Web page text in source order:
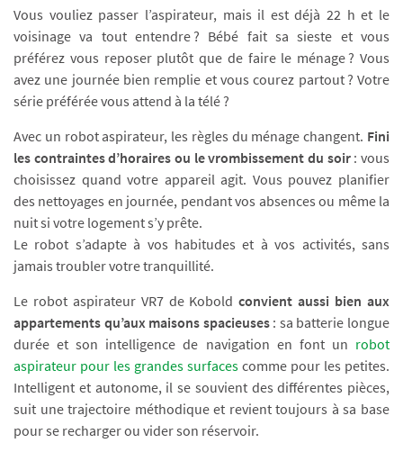
Vous vouliez passer l’aspirateur, mais il est déjà 22 h et le
voisinage va tout entendre ? Bébé fait sa sieste et vous
préférez vous reposer plutôt que de faire le ménage ? Vous
avez une journée bien remplie et vous courez partout ? Votre
série préférée vous attend à la télé ?
Avec un robot aspirateur, les règles du ménage changent. Fini
les contraintes d’horaires ou le vrombissement du soir: vous
choisissez quand votre appareil agit. Vous pouvez planifier
des nettoyages en journée, pendant vos absences ou même la
nuit si votre logement s’y prête.
Le robot s’adapte à vos habitudes et à vos activités, sans
jamais troubler votre tranquillité.
Le robot aspirateur VR7 de Kobold convient aussi bien aux
appartements qu’aux maisons spacieuses : sa batterie longue
durée et son intelligence de navigation en font un robot
aspirateur pour les grandes surfaces comme pour les petites.
Intelligent et autonome, il se souvient des différentes pièces,
suit une trajectoire méthodique et revient toujours à sa base
pour se recharger ou vider son réservoir.